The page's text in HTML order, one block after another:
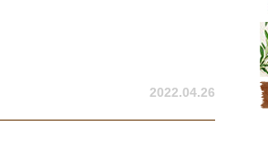
2022.04.26